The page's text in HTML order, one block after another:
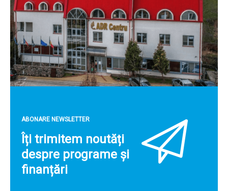
ABONARE NEWSLETTER
Îți trimitem noutăți
despre programe și
finanțări